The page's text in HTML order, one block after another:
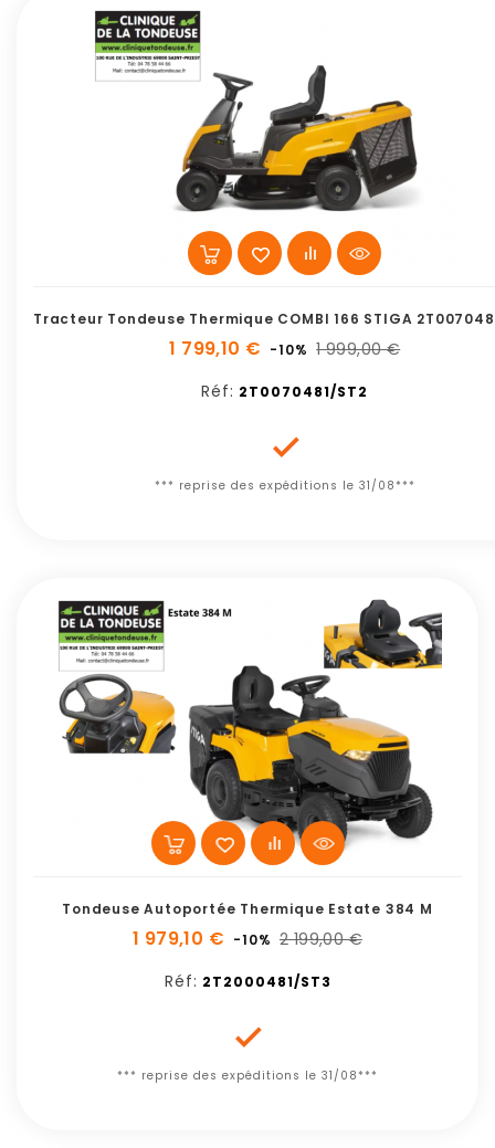
Tracteur Tondeuse Thermique COMBI 166 STIGA
1 799,10 € -10% 1 999,00 €
Réf: 2T0070481/ST2

*** reprise des expéditions le 31/08***
Tondeuse Autoportée Thermique Estate 384 M
1 979,10 € -10% 2 199,00 €
Réf: 2T2000481/ST3

*** reprise des expéditions le 31/08***